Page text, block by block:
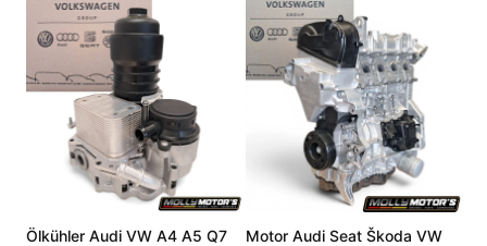
Ölkühler Audi VW A4 A5 Q7
Motor Audi Seat Škoda VW